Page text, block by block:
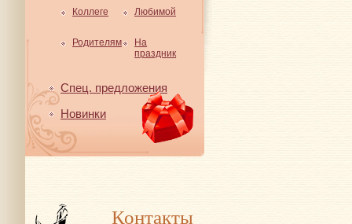
Коллеге Любимой
Родителям
На
праздник
Спец. предложения
Новинки
Контакты